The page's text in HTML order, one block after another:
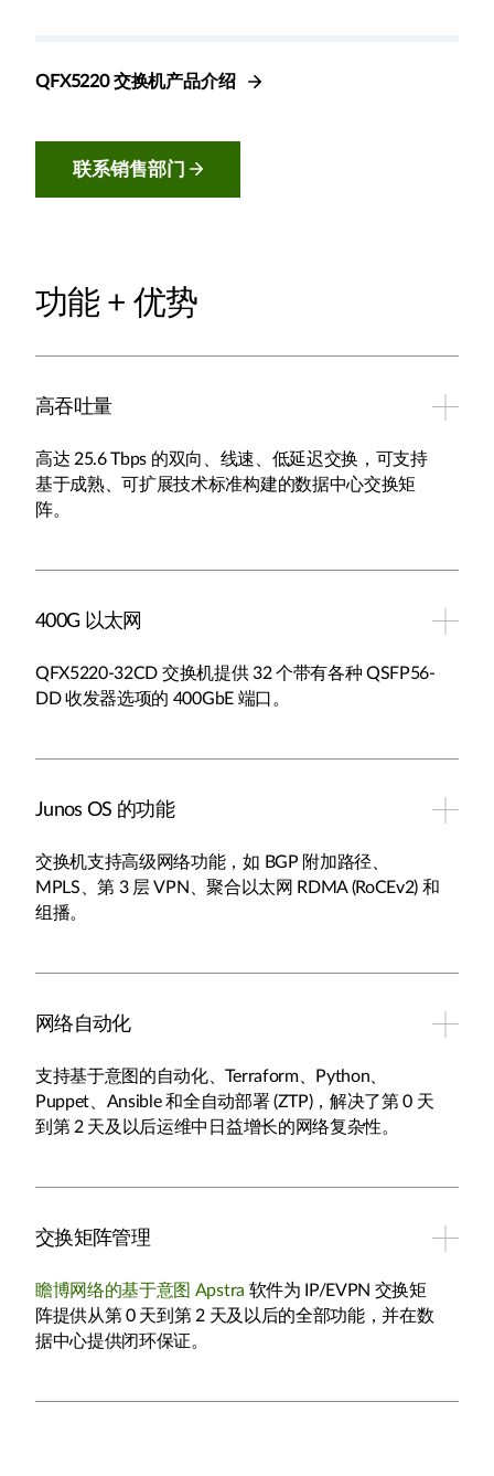
QFX5220 交换机产品介绍
联系销售部门
功能 + 优势
高吞吐量
高达 25.6 Tbps 的双向、线速、低延迟交换，可支持
基于成熟、可扩展技术标准构建的数据中心交换矩
阵。
400G 以太网
QFX5220-32CD 交换机提供 32 个带有各种 QSFP56-
DD 收发器选项的 400GbE 端口。
Junos OS 的功能
交换机支持高级网络功能，如 BGP 附加路径、
MPLS、第 3 层 VPN、聚合以太网 RDMA (RoCEv2) 和
组播。
网络自动化
支持基于意图的自动化、Terraform、Python、
Puppet、Ansible 和全自动部署 (ZTP)，解决了第 0 天
到第 2 天及以后运维中日益增长的网络复杂性。
交换矩阵管理
瞻博网络的基于意图 Apstra 软件为 IP/EVPN 交换矩
阵提供从第 0 天到第 2 天及以后的全部功能，并在数
据中心提供闭环保证。